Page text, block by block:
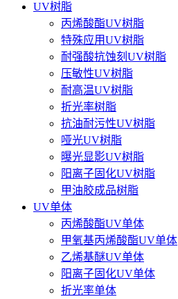
UV树脂
丙烯酸酯UV树脂
特殊应用UV树脂
耐强酸抗蚀刻UV树脂
压敏性UV树脂
耐高温UV树脂
折光率树脂
抗油耐污性UV树脂
哑光UV树脂
曝光显影UV树脂
阳离子固化UV树脂
甲油胶成品树脂
UV单体
丙烯酸酯UV单体
甲氧基丙烯酸酯UV单体
乙烯基醚UV单体
阳离子固化UV单体
折光率单体